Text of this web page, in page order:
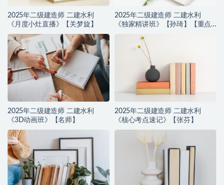
2025年二级建造师 二建水利
《月度小灶直播》【关梦旋】
2025年二级建造师 二建水利
《独家精讲班》【孙琦】【重点
2025年二级建造师 二建水利
《3D动画班》【名师】
2025年二级建造师 二建水利
《核心考点速记》【张芬】